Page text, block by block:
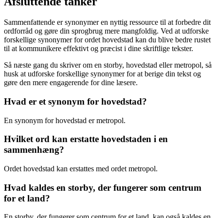
Sammenfattende er synonymer en nyttig ressource til at forbedre dit
ordforråd og gøre din sprogbrug mere mangfoldig. Ved at udforske
forskellige synonymer for ordet hovedstad kan du blive bedre rustet
til at kommunikere effektivt og præcist i dine skriftlige tekster.
Så næste gang du skriver om en storby, hovedstad eller metropol, så
husk at udforske forskellige synonymer for at berige din tekst og
gøre den mere engagerende for dine læsere.
Hvad er et synonym for hovedstad?
En synonym for hovedstad er metropol.
Hvilket ord kan erstatte hovedstaden i en
sammenhæng?
Ordet hovedstad kan erstattes med ordet metropol.
Hvad kaldes en storby, der fungerer som centrum
for et land?